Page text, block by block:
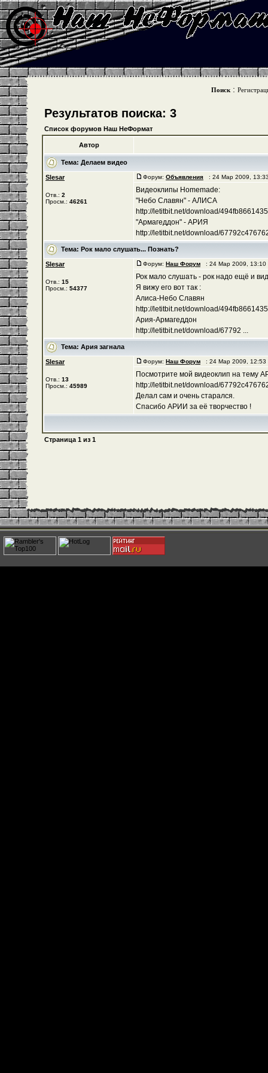
Поиск :
Результатов поиска: 3
Список форумов Наш НеФормат
Автор
Тема: Делаем видео
Slesar
Отв.: 2
Просм.: 46261
Форум: Объявления : 24 Мар 2009,
Видеоклипы Homemade:
"Небо Славян" - АЛИСА
http://letitbit.net/download/
"Армагеддон" - АРИЯ
http://letitbit.net/download/
Тема: Рок мало слушать... Познать?
Slesar
Отв.: 15
Просм.: 54377
Форум: Наш Форум : 24 Мар 2009,
Рок мало слушать - рок надо ещё и
Я вижу его вот так :
Алиса-Небо Славян
http://letitbit.net/download/
Ария-Армагеддон
http://letitbit.net/download/67792 ...
Тема: Ария загнала
Slesar
Отв.: 13
Просм.: 45989
Форум: Наш Форум : 24 Мар 2009,
Посмотрите мой видеоклип на тему
http://letitbit.net/download/
Делал сам и очень старался.
Спасибо АРИИ за её творчество !
Страница 1 из 1